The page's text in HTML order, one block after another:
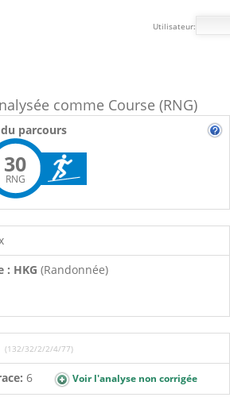
Utilisateur:
comme Course (RNG)
parcours
30
RNG
: HKG (Randonnée)
(132/32/2/2/4/77)
6 Voir l'analyse non corrigée